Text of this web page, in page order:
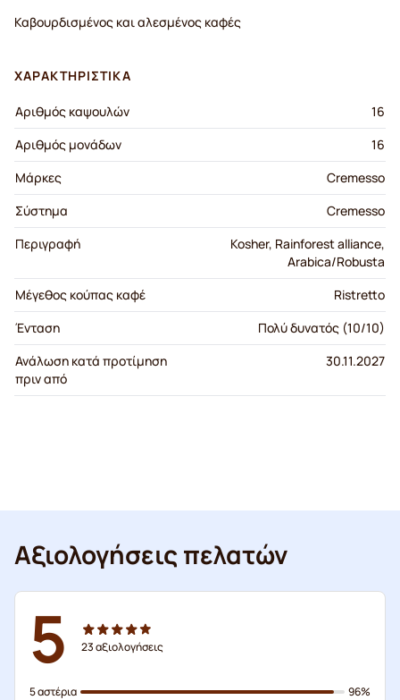
Καβουρδισμένος και αλεσμένος καφές
ΧΑΡΑΚΤΗΡΙΣΤΙΚΆ
Αριθμός καψουλών
16
Αριθμός μονάδων
16
Μάρκες
Cremesso
Σύστημα
Cremesso
Περιγραφή
Kosher, Rainforest alliance,
Arabica/Robusta
Μέγεθος κούπας καφέ
Ristretto
Ένταση
Πολύ δυνατός (10/10)
Ανάλωση κατά προτίμηση
πριν από
30.11.2027
Αξιολογήσεις πελατών
5 23αξιολογήσεις
5 αστέρια
96%